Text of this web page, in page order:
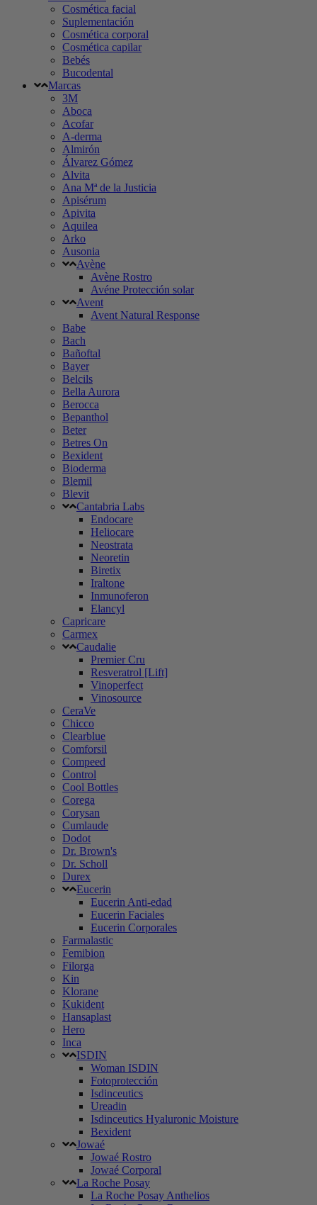
Cosmética facial
Suplementación
Cosmética corporal
Cosmética capilar
Bebés
Bucodental
Marcas
3M
Aboca
Acofar
A-derma
Almirón
Álvarez Gómez
Alvita
Ana Mª de la Justicia
Apisérum
Apivita
Aquilea
Arko
Ausonia
Avène
Avène Rostro
Avéne Protección solar
Avent
Avent Natural Response
Babe
Bach
Bañoftal
Bayer
Belcils
Bella Aurora
Berocca
Bepanthol
Beter
Betres On
Bexident
Bioderma
Blemil
Blevit
Cantabria Labs
Endocare
Heliocare
Neostrata
Neoretin
Biretix
Iraltone
Inmunoferon
Elancyl
Capricare
Carmex
Caudalie
Premier Cru
Resveratrol [Lift]
Vinoperfect
Vinosource
CeraVe
Chicco
Clearblue
Comforsil
Compeed
Control
Cool Bottles
Corega
Corysan
Cumlaude
Dodot
Dr. Brown's
Dr. Scholl
Durex
Eucerin
Eucerin Anti-edad
Eucerin Faciales
Eucerin Corporales
Farmalastic
Femibion
Filorga
Kin
Klorane
Kukident
Hansaplast
Hero
Inca
ISDIN
Woman ISDIN
Fotoprotección
Isdinceutics
Ureadin
Isdinceutics Hyaluronic Moisture
Bexident
Jowaé
Jowaé Rostro
Jowaé Corporal
La Roche Posay
La Roche Posay Anthelios